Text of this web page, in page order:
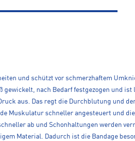
und schützt vor schmerzhaftem
nach Bedarf festgezogen und
aus. Das regt die Durchblutung und
Muskulatur schneller angesteuert und
ab und Schonhaltungen werden
Material. Dadurch ist die Bandage